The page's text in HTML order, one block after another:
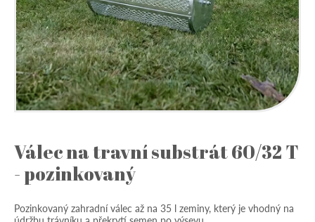
Válec na travní substrát 60/32 T
- pozinkovaný
Pozinkovaný zahradní válec až na 35 l zeminy, který je vhodný na